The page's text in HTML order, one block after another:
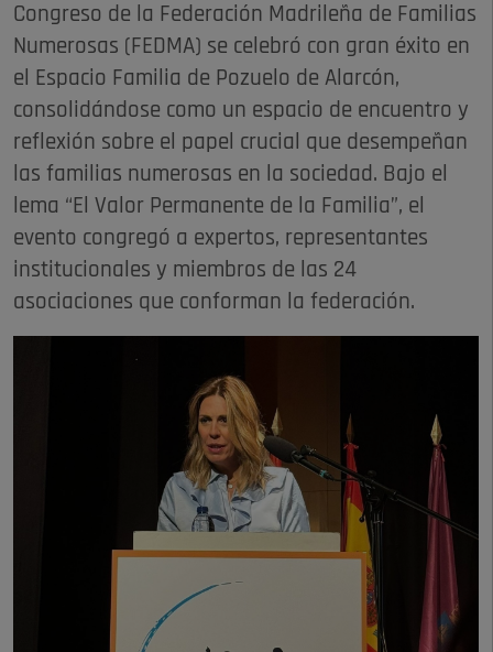
Congreso de la Federación Madrileña de Familias
Numerosas (FEDMA) se celebró con gran éxito en
el Espacio Familia de Pozuelo de Alarcón,
consolidándose como un espacio de encuentro y
reflexión sobre el papel crucial que desempeñan
las familias numerosas en la sociedad. Bajo el
lema “El Valor Permanente de la Familia”, el
evento congregó a expertos, representantes
institucionales y miembros de las 24
asociaciones que conforman la federación.